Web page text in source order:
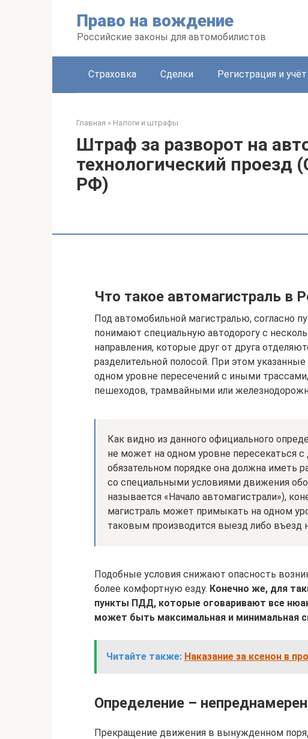
Право на вождение
Российские законы для автомобилистов
Страховка Сделки Регистрация и учёт
Главная » Налоги и штрафы
Штраф за разворот на
технологический проезд
РФ)
Что такое автомагистраль в
Под автомобильной магистралью, согласно
понимают специальную автодорогу с
направления, которые друг от друга
разделительной полосой. При этом
одном уровне пересечений с иными
пешеходов, трамвайными или
Как видно из данного официального
не может на одном уровне пересекаться
обязательном порядке она должна иметь
со специальными условиями движения
называется «Начало автомагистрали»),
магистраль может примыкать на одном
таковым производится выезд либо въезд
Подобные условия снижают опасность
более комфортную езду. Конечно же, для
пункты ПДД, которые оговаривают все
может быть максимальная и минимальная
Читайте также: Наказание за ксенон в
Определение –
Прекращение движения в вынужденном